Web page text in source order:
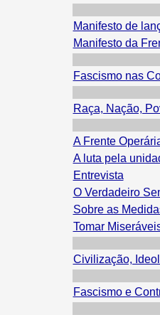
Manifesto de
Manifesto da
Fascismo nas
Raça, Nação,
A Frente
A luta pela
Entrevista
O Verdadeiro
Sobre as
Tomar
Civilização,
Fascismo e